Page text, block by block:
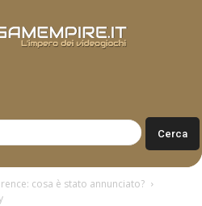
cosa è stato annunciato?